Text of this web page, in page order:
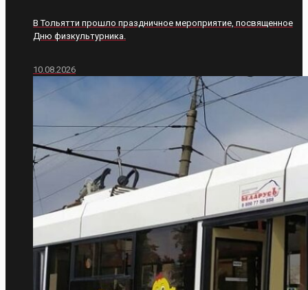
В Тольятти прошло праздничное мероприятие, посвященное
Дню физкультурника.
10.08.2026